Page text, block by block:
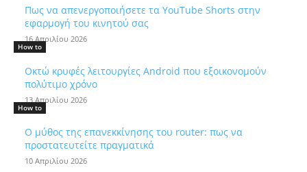
Πως να απενεργοποιήσετε τα YouTube Shorts στην
εφαρμογή του κινητού σας
16 Απριλίου 2026
How to
Οκτώ κρυφές λειτουργίες Android που εξοικονομούν
πολύτιμο χρόνο
13 Απριλίου 2026
How to
Ο μύθος της επανεκκίνησης του router: πως να
προστατευτείτε πραγματικά
10 Απριλίου 2026